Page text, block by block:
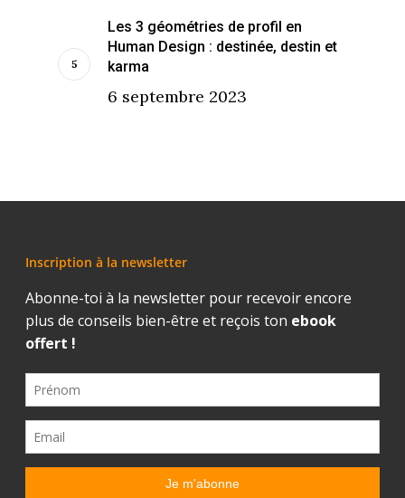
Les 3 géométries de profil en
Human Design : destinée, destin et
karma
6 septembre 2023
Inscription à la newsletter